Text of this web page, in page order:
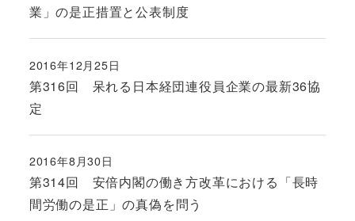
業」の是正措置と公表制度
第316回 呆れる日本経団連役員企業の最新36協
定
投稿日
2016年12月25日
第314回 安倍内閣の働き方改革における「長時
間労働の是正」の真偽を問う
投稿日
2016年8月30日